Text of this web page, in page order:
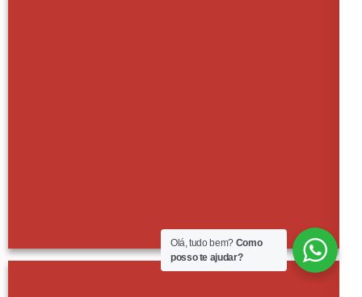
Olá, tudo bem? Como
posso te ajudar?